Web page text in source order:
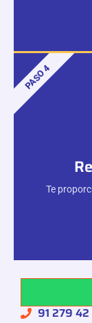
Te
PASO 4
91 279